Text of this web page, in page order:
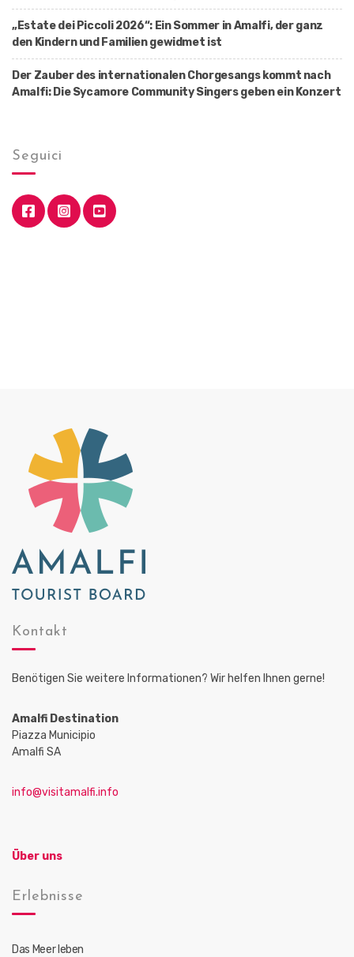
„Estate dei Piccoli 2026“: Ein Sommer in Amalfi, der ganz
den Kindern und Familien gewidmet ist
Der Zauber des internationalen Chorgesangs kommt nach
Amalfi: Die Sycamore Community Singers geben ein Konzert
Seguici
Kontakt
Benötigen Sie weitere Informationen? Wir helfen Ihnen gerne!
Amalfi Destination
Piazza Municipio
Amalfi SA
info@visitamalfi.info
Über uns
Erlebnisse
Das Meer leben